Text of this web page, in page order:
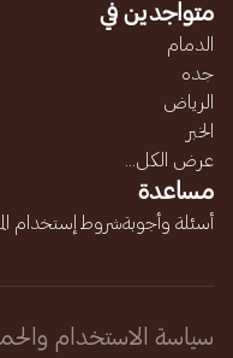
متواجدين في
الدمام
جده
الرياض
الخبر
عرض الكل...
مساعدة
أسئلة وأجوبةشروط إستخدام
سياسة الاستخدام